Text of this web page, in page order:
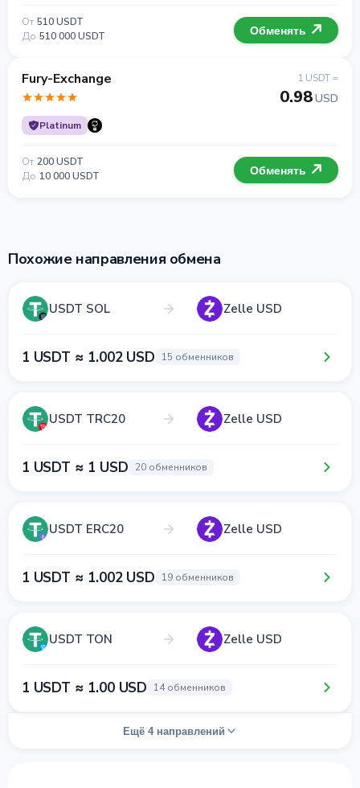
От 510 USDT
До 510 000 USDT Обменять
Fury-Exchange
Platinum
1 USDT =
0.98USD
От 200 USDT
До 10 000 USDT Обменять
Похожие направления обмена
USDT SOL Zelle USD
1 USDT ≈ 1.002 USD 15 обменников
USDT TRC20 Zelle USD
1 USDT ≈ 1 USD 20 обменников
USDT ERC20 Zelle USD
1 USDT ≈ 1.002 USD 19 обменников
USDT TON Zelle USD
1 USDT ≈ 1.00 USD 14 обменников
Ещё 4 направлений